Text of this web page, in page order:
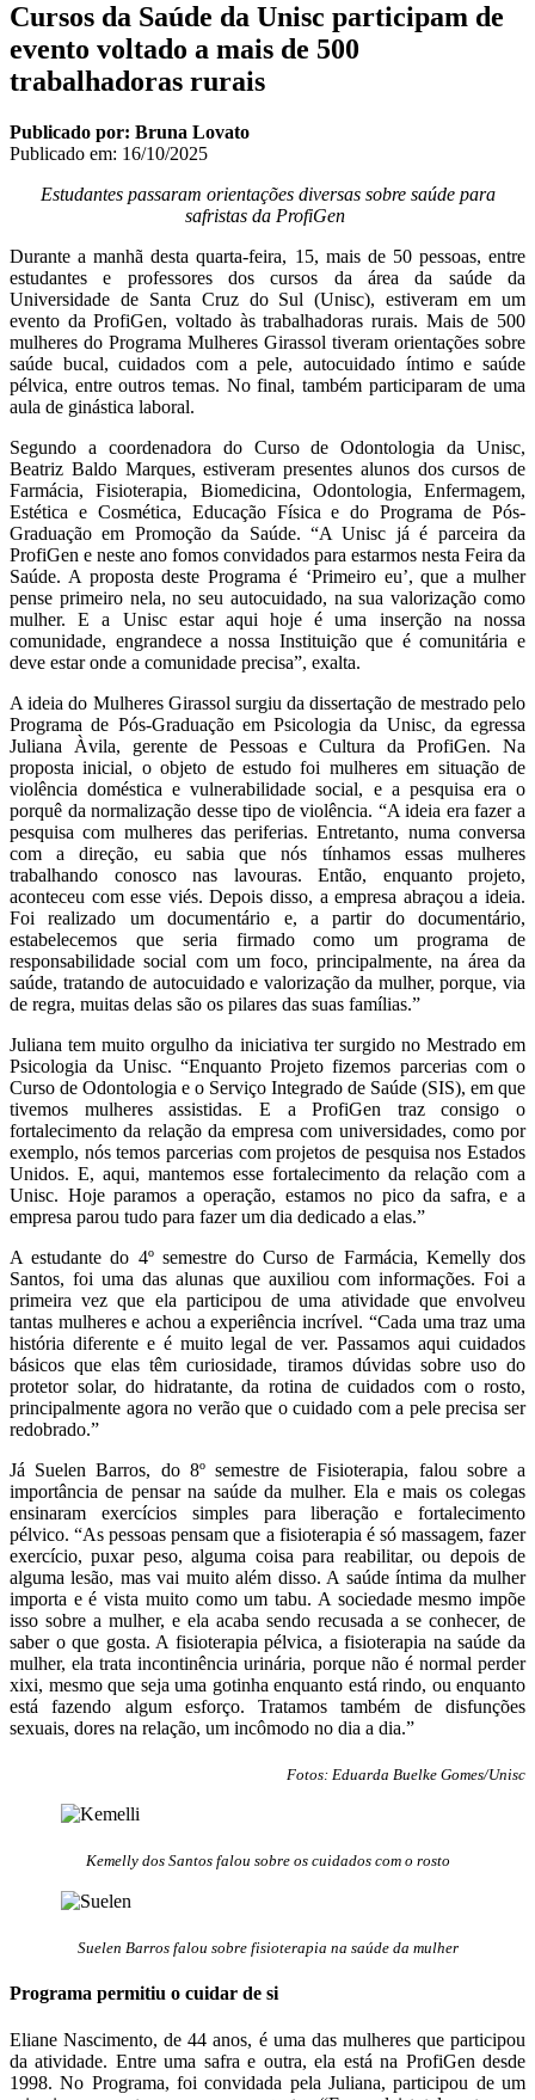
Cursos da Saúde da Unisc participam de
evento voltado a mais de 500
trabalhadoras rurais
Publicado por: Bruna Lovato
Publicado em: 16/10/2025
Estudantes passaram orientações diversas sobre saúde para
safristas da ProfiGen
Durante a manhã desta quarta-feira, 15, mais de 50 pessoas, entre
estudantes e professores dos cursos da área da saúde da
Universidade de Santa Cruz do Sul (Unisc), estiveram em um
evento da ProfiGen, voltado às trabalhadoras rurais. Mais de 500
mulheres do Programa Mulheres Girassol tiveram orientações sobre
saúde bucal, cuidados com a pele, autocuidado íntimo e saúde
pélvica, entre outros temas. No final, também participaram de uma
aula de ginástica laboral.
Segundo a coordenadora do Curso de Odontologia da Unisc,
Beatriz Baldo Marques, estiveram presentes alunos dos cursos de
Farmácia, Fisioterapia, Biomedicina, Odontologia, Enfermagem,
Estética e Cosmética, Educação Física e do Programa de Pós-
Graduação em Promoção da Saúde. “A Unisc já é parceira da
ProfiGen e neste ano fomos convidados para estarmos nesta Feira da
Saúde. A proposta deste Programa é ‘Primeiro eu’, que a mulher
pense primeiro nela, no seu autocuidado, na sua valorização como
mulher. E a Unisc estar aqui hoje é uma inserção na nossa
comunidade, engrandece a nossa Instituição que é comunitária e
deve estar onde a comunidade precisa”, exalta.
A ideia do Mulheres Girassol surgiu da dissertação de mestrado pelo
Programa de Pós-Graduação em Psicologia da Unisc, da egressa
Juliana Àvila, gerente de Pessoas e Cultura da ProfiGen. Na
proposta inicial, o objeto de estudo foi mulheres em situação de
violência doméstica e vulnerabilidade social, e a pesquisa era o
porquê da normalização desse tipo de violência. “A ideia era fazer a
pesquisa com mulheres das periferias. Entretanto, numa conversa
com a direção, eu sabia que nós tínhamos essas mulheres
trabalhando conosco nas lavouras. Então, enquanto projeto,
aconteceu com esse viés. Depois disso, a empresa abraçou a ideia.
Foi realizado um documentário e, a partir do documentário,
estabelecemos que seria firmado como um programa de
responsabilidade social com um foco, principalmente, na área da
saúde, tratando de autocuidado e valorização da mulher, porque, via
de regra, muitas delas são os pilares das suas famílias.”
Juliana tem muito orgulho da iniciativa ter surgido no Mestrado em
Psicologia da Unisc. “Enquanto Projeto fizemos parcerias com o
Curso de Odontologia e o Serviço Integrado de Saúde (SIS), em que
tivemos mulheres assistidas. E a ProfiGen traz consigo o
fortalecimento da relação da empresa com universidades, como por
exemplo, nós temos parcerias com projetos de pesquisa nos Estados
Unidos. E, aqui, mantemos esse fortalecimento da relação com a
Unisc. Hoje paramos a operação, estamos no pico da safra, e a
empresa parou tudo para fazer um dia dedicado a elas.”
A estudante do 4º semestre do Curso de Farmácia, Kemelly dos
Santos, foi uma das alunas que auxiliou com informações. Foi a
primeira vez que ela participou de uma atividade que envolveu
tantas mulheres e achou a experiência incrível. “Cada uma traz uma
história diferente e é muito legal de ver. Passamos aqui cuidados
básicos que elas têm curiosidade, tiramos dúvidas sobre uso do
protetor solar, do hidratante, da rotina de cuidados com o rosto,
principalmente agora no verão que o cuidado com a pele precisa ser
redobrado.”
Já Suelen Barros, do 8º semestre de Fisioterapia, falou sobre a
importância de pensar na saúde da mulher. Ela e mais os colegas
ensinaram exercícios simples para liberação e fortalecimento
pélvico. “As pessoas pensam que a fisioterapia é só massagem, fazer
exercício, puxar peso, alguma coisa para reabilitar, ou depois de
alguma lesão, mas vai muito além disso. A saúde íntima da mulher
importa e é vista muito como um tabu. A sociedade mesmo impõe
isso sobre a mulher, e ela acaba sendo recusada a se conhecer, de
saber o que gosta. A fisioterapia pélvica, a fisioterapia na saúde da
mulher, ela trata incontinência urinária, porque não é normal perder
xixi, mesmo que seja uma gotinha enquanto está rindo, ou enquanto
está fazendo algum esforço. Tratamos também de disfunções
sexuais, dores na relação, um incômodo no dia a dia.”
Fotos: Eduarda Buelke Gomes/Unisc
Kemelly dos Santos falou sobre os cuidados com o rosto
Suelen Barros falou sobre fisioterapia na saúde da mulher
Programa permitiu o cuidar de si
Eliane Nascimento, de 44 anos, é uma das mulheres que participou
da atividade. Entre uma safra e outra, ela está na ProfiGen desde
1998. No Programa, foi convidada pela Juliana, participou de um